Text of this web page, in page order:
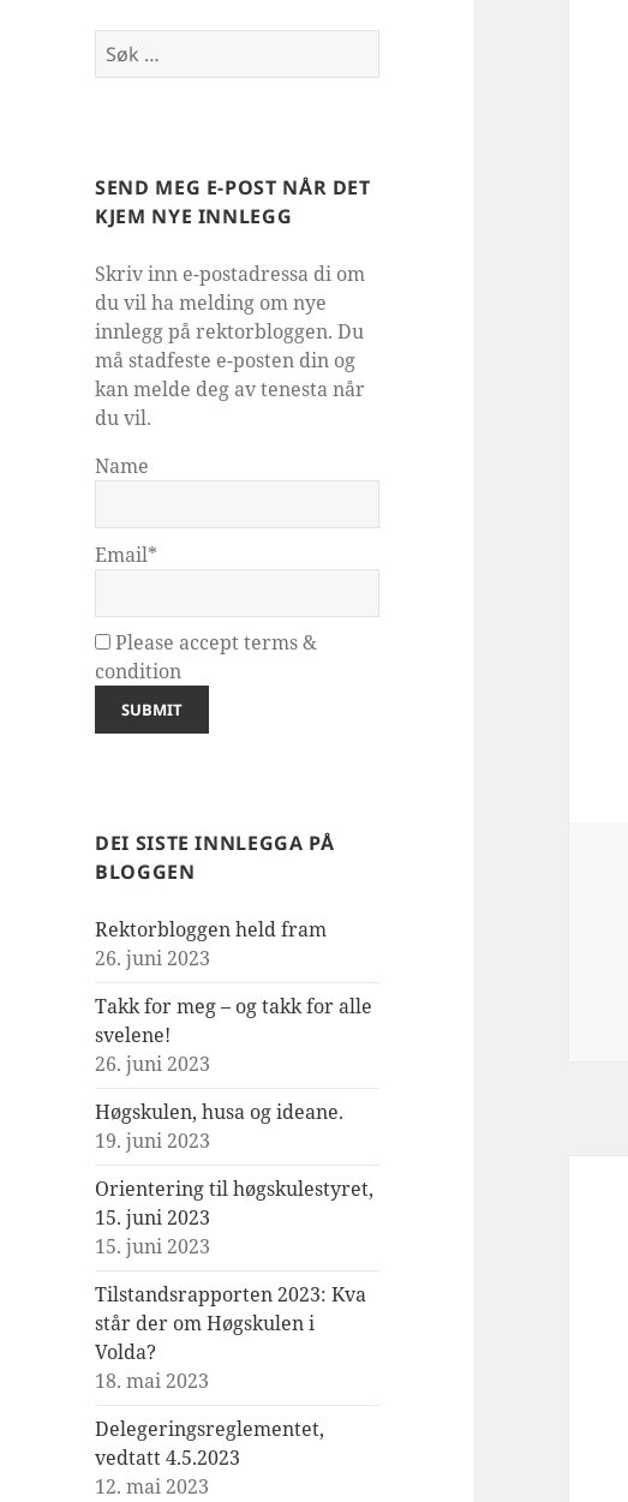
Søk
etter:
SEND MEG E-POST NÅR DET
KJEM NYE INNLEGG
Skriv inn e-postadressa di om
du vil ha melding om nye
innlegg på rektorbloggen. Du
må stadfeste e-posten din og
kan melde deg av tenesta når
du vil.
Name
Email*
Please accept terms &
condition
DEI SISTE INNLEGGA PÅ
BLOGGEN
Rektorbloggen held fram
26. juni 2023
Takk for meg – og takk for alle
svelene!
26. juni 2023
Høgskulen, husa og ideane.
19. juni 2023
Orientering til høgskulestyret,
15. juni 2023
15. juni 2023
Tilstandsrapporten 2023: Kva
står der om Høgskulen i
Volda?
18. mai 2023
Delegeringsreglementet,
vedtatt 4.5.2023
12. mai 2023